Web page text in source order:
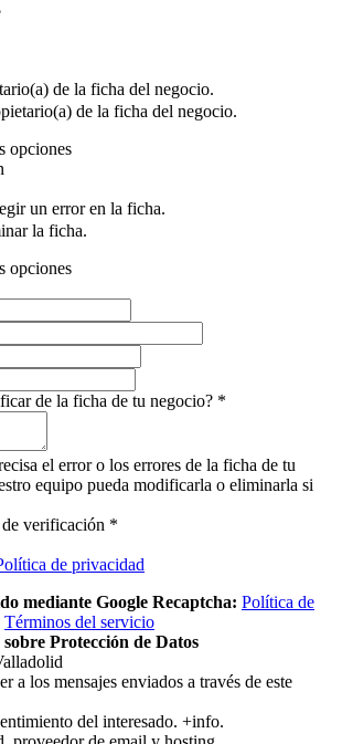
de la ficha del negocio.
de la ficha del negocio.
opciones
un error en la ficha.
la ficha.
opciones
de la ficha de tu negocio? *
el error o los errores de la ficha de tu
equipo pueda modificarla o eliminarla si
verificación *
de privacidad
mediante Google Recaptcha: Política de
Términos del servicio
Protección de Datos
a los mensajes enviados a través de este
del interesado. +info.